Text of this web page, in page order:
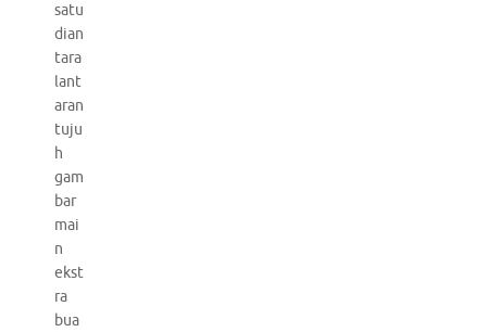
satu
dian
tara
lant
aran
tuju
h
gam
bar
mai
n
ekst
ra
bua